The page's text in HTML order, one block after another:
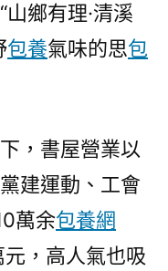
山鄉有理·清溪
包養氣味的思包
，書屋營業以
建運動、工會
萬余包養網
，高人氣也吸